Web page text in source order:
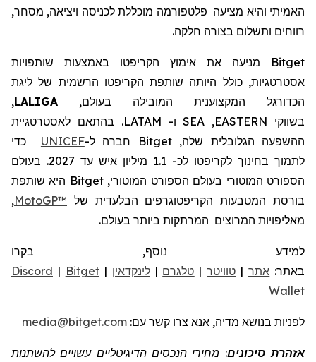
האמיתי והיא מציעה פלטפורמה מוכללת לכניסה ויציאה, מסחר,
רווחים ותשלום בצורה חלקה.
Bitget מניעה את אימוץ הקריפטו
באמצעות שותפויות
אסטרטגיות, כולל היותה שותפת הקריפטו הרשמית של ליגת
הכדורגל המקצוענית
המובילה בעולם, LALIGA
,
בשווקי EASTERN
,
SEA ו- LATAM
. בהתאם לאסטרטגיית
ההשפעה הגלובלית שלה, Bitget חברה ל-UNICEF
כדי
לתמוך בחינוך לקריפטו לכ- 1.1 מיליון איש עד 2027.
בעולם
הספורט המוטורי בעולם הספורט המוטורי, Bitget היא שותפת
בורסת המטבעות הקריפטוגרפים הבלעדית של MotoGP™
,
מאליפויות המרוצים המרתקות ביותר בעולם.
למידע נוסף, בקרו
באתר: אתר| טוויטר| טלגרם |לינקדאין |
Discord | Bitget
Wallet
לפניות בנושא מדיה, אנא צרו קשר עם: media@bitget.com
אזהרת סיכונים: מחירי הנכסים הדיגיטליים עשויים להשתנות